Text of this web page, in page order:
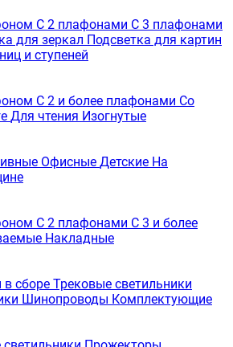
С 2 плафонами С 3 плафонами
для зеркал Подсветка для картин
и ступеней
С 2 и более плафонами Со
Для чтения Изогнутые
Офисные Детские На
С 2 плафонами С 3 и более
Накладные
сборе Трековые светильники
Шинопроводы Комплектующие